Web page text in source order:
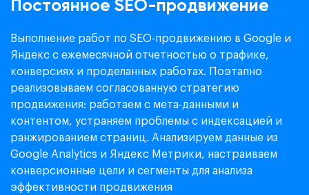
Постоянное SEO-продвижение
Выполнение работ по SEO-продвижению в Google и
Яндекс с ежемесячной отчетностью о трафике,
конверсиях и проделанных работах. Поэтапно
реализовываем согласованную стратегию
продвижения: работаем с мета-данными и
контентом, устраняем проблемы с индексацией и
ранжированием страниц. Анализируем данные из
Google Analytics и Яндекс Метрики, настраиваем
конверсионные цели и сегменты для анализа
эффективности продвижения